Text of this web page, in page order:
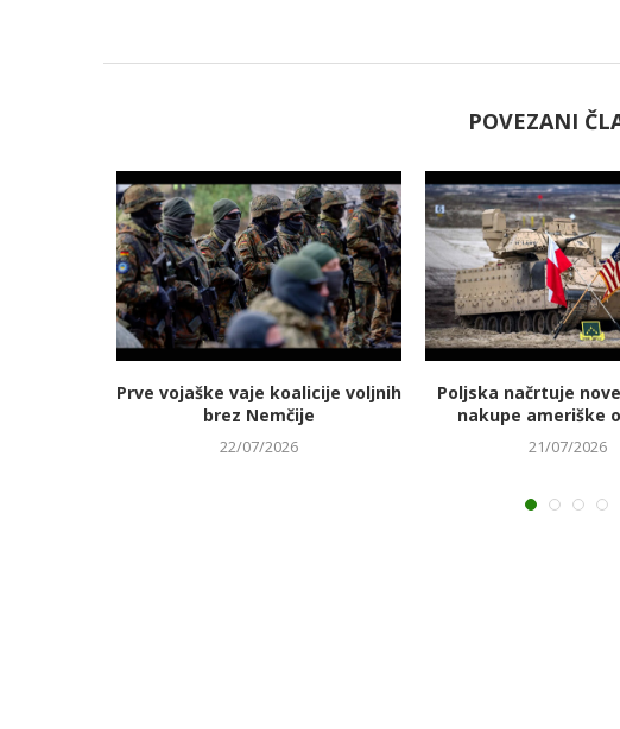
POVEZANI
Prve vojaške vaje koalicije voljnih
brez Nemčije
22/07/2026
Poljska načrtuje
nakupe ameriške
21/07/2026